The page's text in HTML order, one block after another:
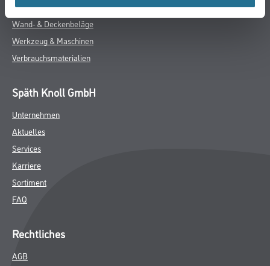
Bodenbeläge
Wand- & Deckenbeläge
Werkzeug & Maschinen
Verbrauchsmaterialien
Späth Knoll GmbH
Unternehmen
Aktuelles
Services
Karriere
Sortiment
FAQ
Rechtliches
AGB